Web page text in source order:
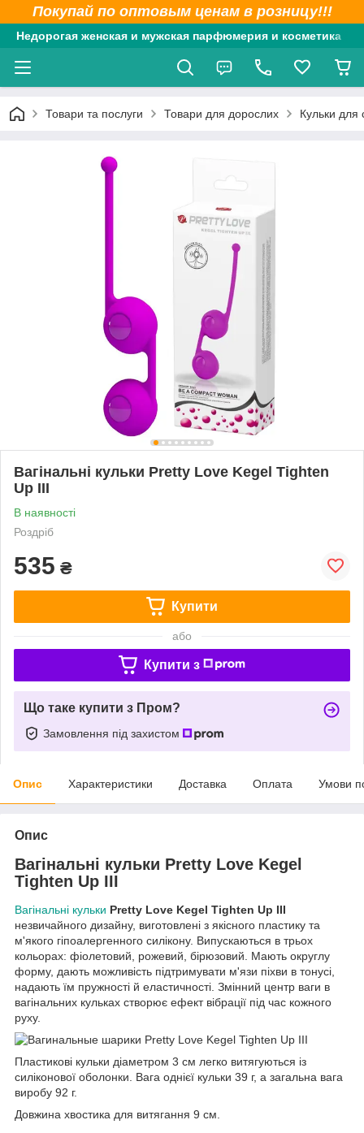
Покупай по оптовым ценам в розницу!!!
Недорогая женская и мужская парфюмерия и косметика
Товари та послуги Товари для дорослих Кульки для
Вагінальні кульки Pretty Love Kegel Tighten
Up III
В наявності
Роздріб
535 ₴
Купити
або
Купити з
Що таке купити з Пром?
Замовлення під захистом
Опис Характеристики Доставка Оплата Умови
Опис
Вагінальні кульки Pretty Love Kegel
Tighten Up III
Вагінальні кульки Pretty Love Kegel Tighten Up III
незвичайного дизайну, виготовлені з якісного пластику та
м'якого гіпоалергенного силікону. Випускаються в трьох
кольорах: фіолетовий, рожевий, бірюзовий. Мають округлу
форму, дають можливість підтримувати м'язи піхви в тонусі,
надають їм пружності й еластичності. Змінний центр ваги в
вагінальних кульках створює ефект вібрації під час кожного
руху.
Пластикові кульки діаметром 3 см легко витягуються із
силіконової оболонки. Вага однієї кульки 39 г, а загальна вага
виробу 92 г.
Довжина хвостика для витягання 9 см.